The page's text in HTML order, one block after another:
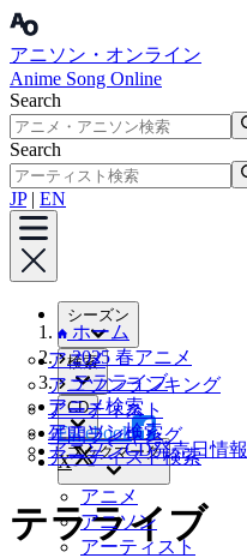
アニソン・オンライン
Anime Song Online
Search
Search
JP| EN
シーズン
アニメ
アニソンランキング
アーティスト
年間ランキング
検索
アニメ検索
アニソン検索
アーティスト検索
CD
アニソンCD発売日情報
ブックマーク
アニメ
アニソン
アーティスト
ホーム
2025 春アニメ
テラライブ
Facebook
X
テラライブ